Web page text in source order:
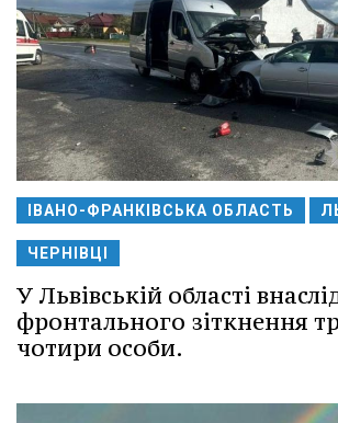
ІВАНО-ФРАНКІВСЬКА ОБЛАСТЬ
ЧЕРНІВЦІ
У Львівській області
фронтального зіткнення
чотири особи.